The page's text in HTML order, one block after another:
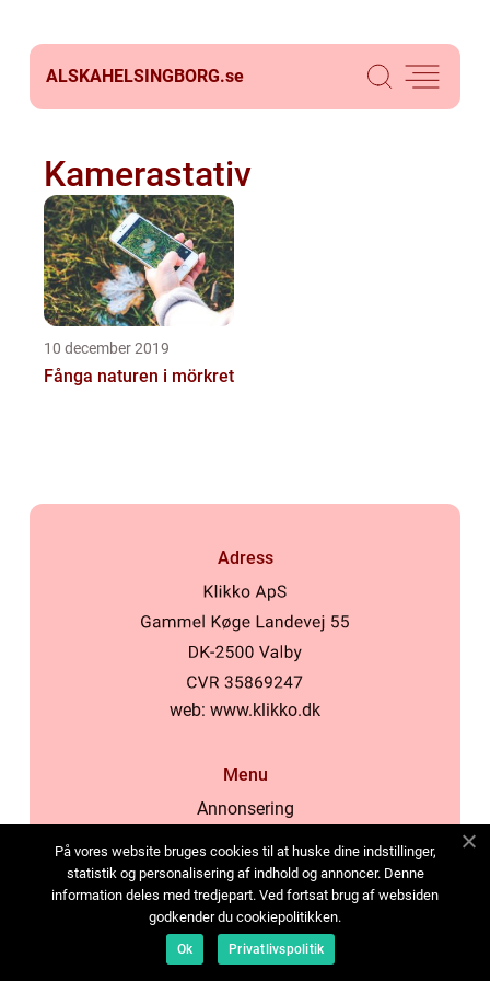
ALSKAHELSINGBORG.se
Kamerastativ
10 december 2019
Fånga naturen i mörkret
Adress
web: www.klikko.dk
Menu
Annonsering
Cookies
Kontakta oss
Sitemap
På vores website bruges cookies til at huske dine indstillinger,
statistik og personalisering af indhold og annoncer. Denne
information deles med tredjepart. Ved fortsat brug af websiden
godkender du cookiepolitikken.
Ok Privatlivspolitik